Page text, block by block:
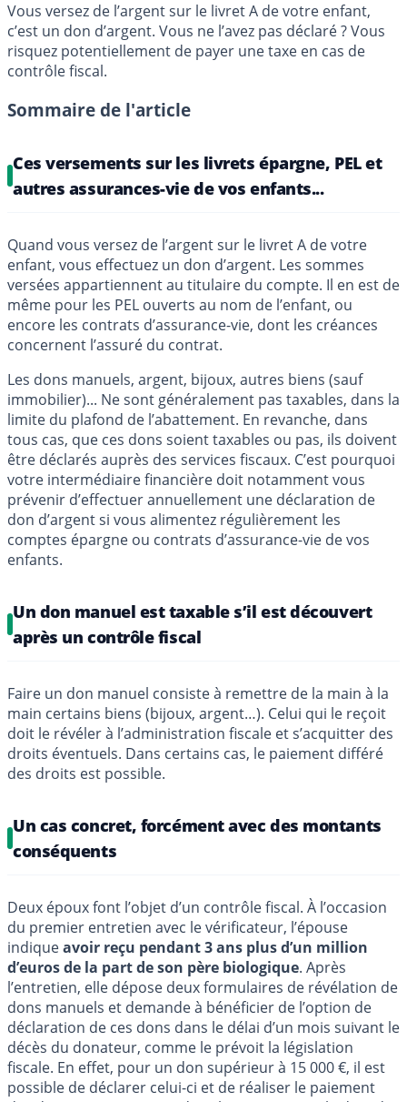
Vous versez de l’argent sur le livret A de votre enfant,
c’est un don d’argent. Vous ne l’avez pas déclaré ? Vous
risquez potentiellement de payer une taxe en cas de
contrôle fiscal.
Sommaire de l'article
Ces versements sur les livrets épargne, PEL et
autres assurances-vie de vos enfants...
Quand vous versez de l’argent sur le livret A de votre
enfant, vous effectuez un don d’argent. Les sommes
versées appartiennent au titulaire du compte. Il en est de
même pour les PEL ouverts au nom de l’enfant, ou
encore les contrats d’assurance-vie, dont les créances
concernent l’assuré du contrat.
Les dons manuels, argent, bijoux, autres biens (sauf
immobilier)... Ne sont généralement pas taxables, dans la
limite du plafond de l’abattement. En revanche, dans
tous cas, que ces dons soient taxables ou pas, ils doivent
être déclarés auprès des services fiscaux. C’est pourquoi
votre intermédiaire financière doit notamment vous
prévenir d’effectuer annuellement une déclaration de
don d’argent si vous alimentez régulièrement les
comptes épargne ou contrats d’assurance-vie de vos
enfants.
Un don manuel est taxable s’il est découvert
après un contrôle fiscal
Faire un don manuel consiste à remettre de la main à la
main certains biens (bijoux, argent…). Celui qui le reçoit
doit le révéler à l’administration fiscale et s’acquitter des
droits éventuels. Dans certains cas, le paiement différé
des droits est possible.
Un cas concret, forcément avec des montants
conséquents
Deux époux font l’objet d’un contrôle fiscal. À l’occasion
du premier entretien avec le vérificateur, l’épouse
indiqueavoir reçu pendant 3 ans plus d’un million
d’euros de la part de son père biologique. Après
l’entretien, elle dépose deux formulaires de révélation de
dons manuels et demande à bénéficier de l’option de
déclaration de ces dons dans le délai d’un mois suivant le
décès du donateur, comme le prévoit la législation
fiscale. En effet, pour un don supérieur à 15 000 €, il est
possible de déclarer celui-ci et de réaliser le paiement